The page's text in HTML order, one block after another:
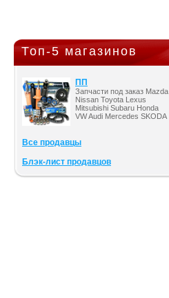
Топ-5 магазинов
ПП
Запчасти под заказ Mazda
Nissan Toyota Lexus
Mitsubishi Subaru Honda
VW Audi Mercedes SKODA
Все продавцы
Блэк-лист продавцов